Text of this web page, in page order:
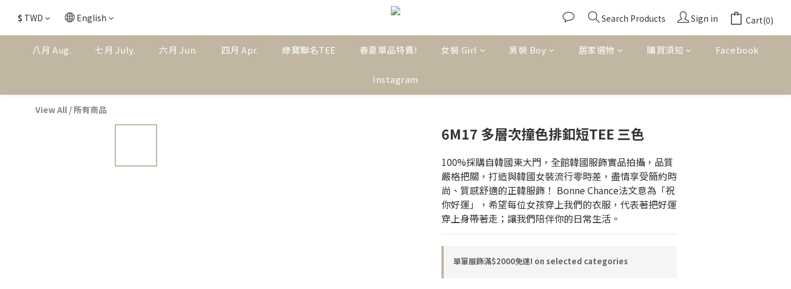
$ TWD English Search Products Sign in Cart(0)
八月 Aug. 七月 July. 六月 Jun. 四月 Apr. 綠寶聯名TEE 春夏單品特賣! 女裝 Girl 男裝 Boy 居家選物 購買須知 Facebook
Instagram
View All /所有商品
6M17 多層次撞色排釦短TEE 三色
100%採購自韓國東大門，全館韓國服飾實品拍攝，品質
嚴格把關，打造與韓國女裝流行零時差，盡情享受簡約時
尚、質感舒適的正韓服飾！ Bonne Chance法文意為「祝
你好運」，希望每位女孩穿上我們的衣服，代表著把好運
穿上身帶著走；讓我們陪伴你的日常生活。
單筆服飾滿$2000免運! on selected categories